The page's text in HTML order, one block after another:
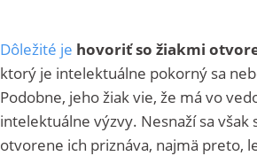
Dôležité je hovoriť so žiakmi
ktorý je intelektuálne pokorný sa
Podobne, jeho žiak vie, že má vo
intelektuálne výzvy. Nesnaží sa
otvorene ich priznáva, najmä preto,